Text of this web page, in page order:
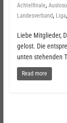
Achtelfinale,
Landesverband, Liga,
Liebe Mitglieder,
gelost. Die
unten stehenden
Read more